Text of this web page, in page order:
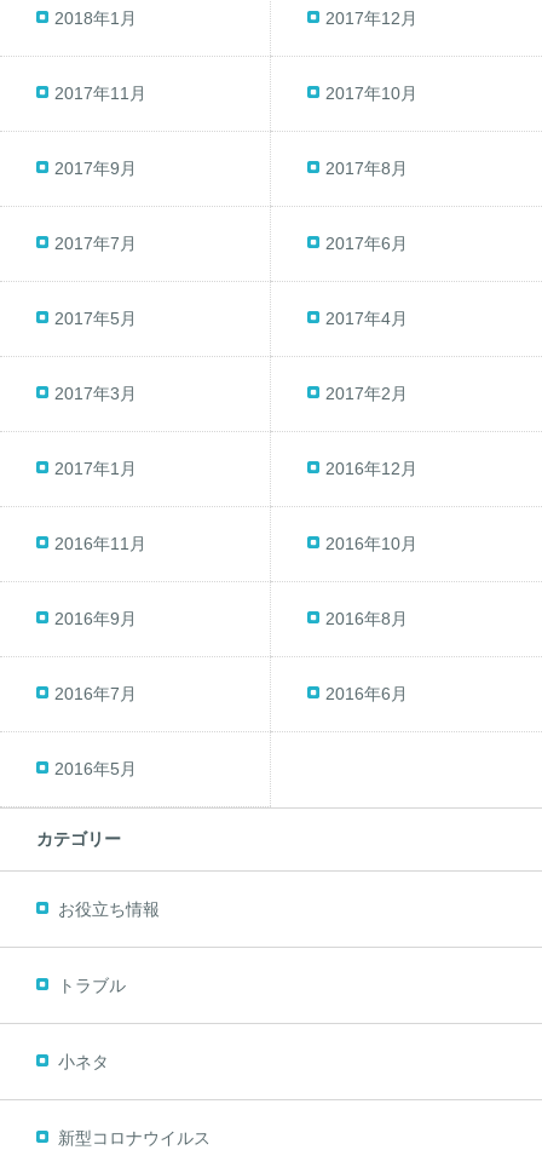
2018年1月 2017年12月
2017年11月 2017年10月
2017年9月 2017年8月
2017年7月 2017年6月
2017年5月 2017年4月
2017年3月 2017年2月
2017年1月 2016年12月
2016年11月 2016年10月
2016年9月 2016年8月
2016年7月 2016年6月
2016年5月
カテゴリー
お役立ち情報
トラブル
小ネタ
新型コロナウイルス